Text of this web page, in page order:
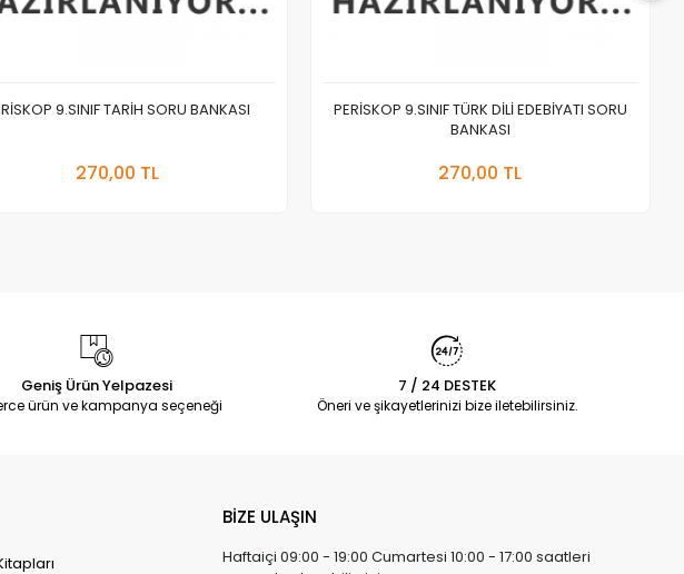
9.SINIF TARİH SORU BANKASI
270,00 TL
PERİSKOP 9.SINIF TÜRK DİLİ EDEBİYATI SORU
BANKASI
270,00 TL
Geniş Ürün Yelpazesi
ürün ve kampanya seçeneği
7 / 24 DESTEK
Öneri ve şikayetlerinizi bize iletebilirsiniz.
BİZE ULAŞIN
Haftaiçi 09:00 - 19:00 Cumartesi 10:00 - 17:00 saatleri